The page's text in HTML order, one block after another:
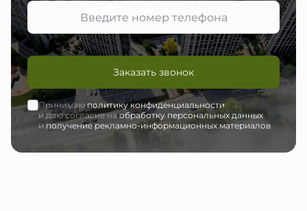
Заказать звонок
Принимаюполитику конфиденциальности
и даю согласие наобработку персональных данных
иполучение рекламно-информационных материалов